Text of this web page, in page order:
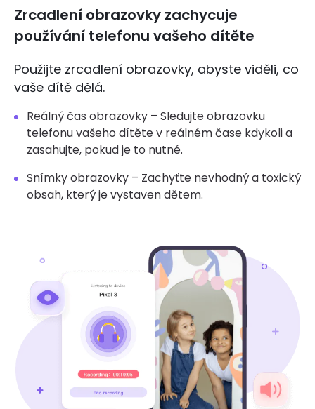
Zrcadlení obrazovky zachycuje
používání telefonu vašeho dítěte
Použijte zrcadlení obrazovky, abyste viděli, co
vaše dítě dělá.
Reálný čas obrazovky – Sledujte obrazovku
telefonu vašeho dítěte v reálném čase kdykoli a
zasahujte, pokud je to nutné.
Snímky obrazovky – Zachyťte nevhodný a toxický
obsah, který je vystaven dětem.